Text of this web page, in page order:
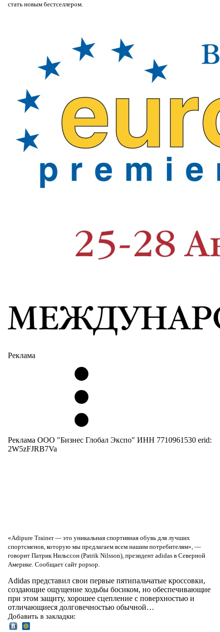
стать новым бестселлером.
Реклама
Реклама ООО "Бизнес Глобал Экспо" ИНН 7710961530 erid:
2W5zFJRB7Va
«Adipure Trainer — это уникальная спортивная обувь для лучших
спортсменов, которую мы предлагаем всем нашим потребителям», —
говорит Патрик Нильссон (Patrik Nilsson), президент adidas в Северной
Америке. Сообщает сайт popsop.
Adidas представил свои первые пятипальчатые кроссовки,
создающие ощущение ходьбы босиком, но обеспечивающие
при этом защиту, хорошее сцепление с поверхностью и
отличающиеся долговечностью обычной…
Добавить в закладки: